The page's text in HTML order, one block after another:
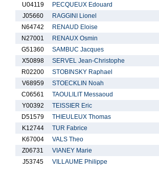
U04119
PECQUEUX Edouard
J05660
RAGGINI Lionel
N64742
RENAUD Eloise
N27001
RENAUX Osmin
G51360
SAMBUC Jacques
X50898
SERVEL Jean-Christophe
R02200
STOBINSKY Raphael
V68959
STOECKLIN Noah
C06561
TAOULILIT Messaoud
Y00392
TEISSIER Eric
D51579
THIEULEUX Thomas
K12744
TUR Fabrice
K67004
VALS Theo
Z06731
VIANEY Marie
J53745
VILLAUME Philippe